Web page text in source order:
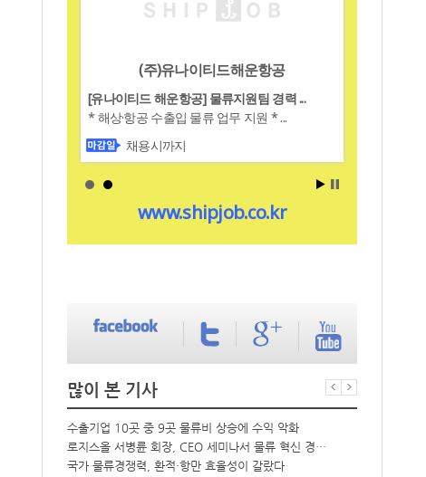
많이 본 기사
수출기업 10곳 중 9곳 물류비 상승에 수익 악화
로지스올 서병륜 회장, CEO 세미나서 물류 혁신 경험 공유
국가 물류경쟁력, 환적·항만 효율성이 갈랐다